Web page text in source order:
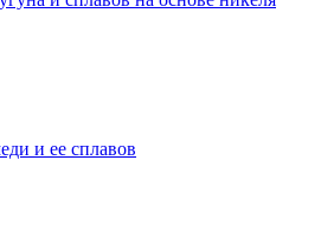
и ее сплавов